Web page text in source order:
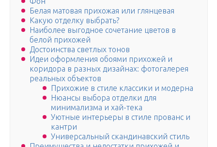
Белая матовая прихожая или глянцевая
Какую отделку выбрать?
Наиболее выгодное сочетание цветов в
белой прихожей
Достоинства светлых тонов
Идеи оформления обоями прихожей и
коридора в разных дизайнах: фотогалерея
реальных объектов
Прихожие в стиле классики и модерна
Нюансы выбора отделки для
минимализма и хай-тека
Уютные интерьеры в стиле прованс и
кантри
Универсальный скандинавский стиль